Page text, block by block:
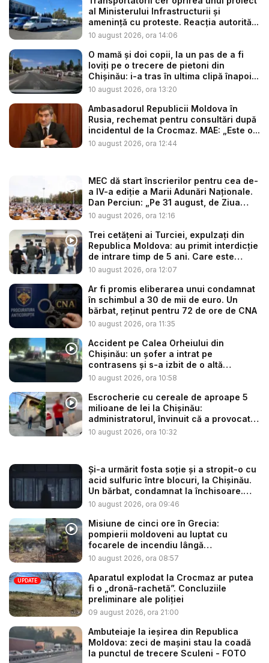
al Ministerului Infrastructurii și
amenință cu proteste. Reacția autorită...
10 august 2026, ora 14:06
O mamă și doi copii, la un pas de a fi
loviți pe o trecere de pietoni din
Chișinău: i-a tras în ultima clipă înapoi...
10 august 2026, ora 13:20
Ambasadorul Republicii Moldova în
Rusia, rechemat pentru consultări după
incidentul de la Crocmaz. MAE: „Este o...
10 august 2026, ora 12:44
MEC dă start înscrierilor pentru cea de-
a IV-a ediție a Marii Adunări Naționale.
Dan Perciun: „Pe 31 august, de Ziua
Lim...
10 august 2026, ora 12:16
Trei cetățeni ai Turciei, expulzați din
Republica Moldova: au primit interdicție
de intrare timp de 5 ani. Care este
moti...
10 august 2026, ora 12:07
Ar fi promis eliberarea unui condamnat
în schimbul a 30 de mii de euro. Un
bărbat, reținut pentru 72 de ore de CNA
10 august 2026, ora 11:35
Accident pe Calea Orheiului din
Chișinău: un șofer a intrat pe
contrasens și s-a izbit de o altă
mașină...
10 august 2026, ora 10:58
Escrocherie cu cereale de aproape 5
milioane de lei la Chișinău:
administratorul, învinuit că a provocat
i...
10 august 2026, ora 10:32
Și-a urmărit fosta soție și a stropit-o cu
acid sulfuric între blocuri, la Chișinău.
Un bărbat, condamnat la închisoare.
Ce...
10 august 2026, ora 09:46
Misiune de cinci ore în Grecia:
pompierii moldoveni au luptat cu
focarele de incendiu lângă
Thessaloni...
10 august 2026, ora 08:57
UPDATE
Aparatul explodat la Crocmaz ar putea
fi o „dronă-rachetă”. Concluziile
preliminare ale poliției
09 august 2026, ora 21:00
Ambuteiaje la ieșirea din Republica
Moldova: zeci de mașini stau la coadă
la punctul de trecere Sculeni - FOTO